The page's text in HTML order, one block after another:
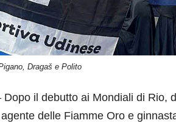
Dragaš e Polito
Dopo il debutto ai Mondiali di Rio,
delle Fiamme Oro e